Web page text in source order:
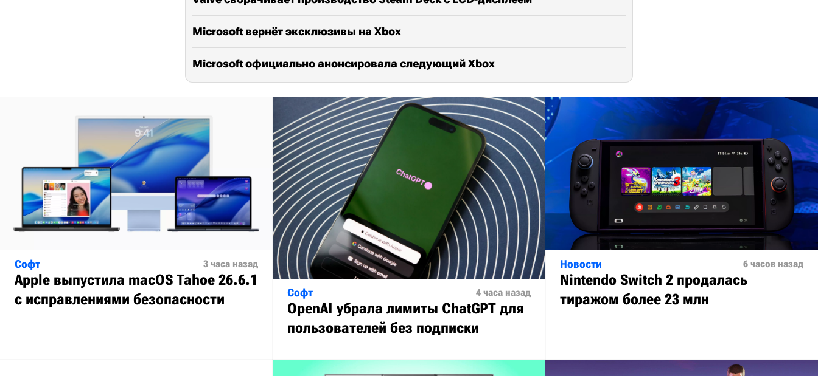
Microsoft вернёт эксклюзивы на Xbox
Microsoft официально анонсировала следующий Xbox
Софт 3 часа назад
Apple выпустила macOS Tahoe 26.6.1
с исправлениями безопасности
Софт 4 часа назад
OpenAI убрала лимиты ChatGPT для
пользователей без подписки
Новости 6 часов назад
Nintendo Switch 2 продалась
тиражом более 23 млн